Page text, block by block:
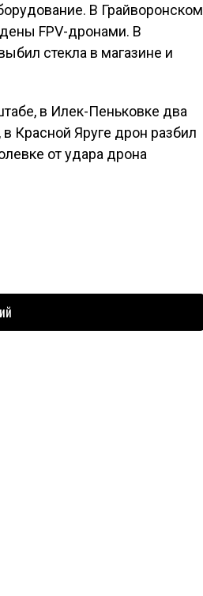
В Грайворонском
FPV-дронами. В
стекла в магазине и
в Илек-Пеньковке два
Красной Яруге дрон разбил
от удара дрона